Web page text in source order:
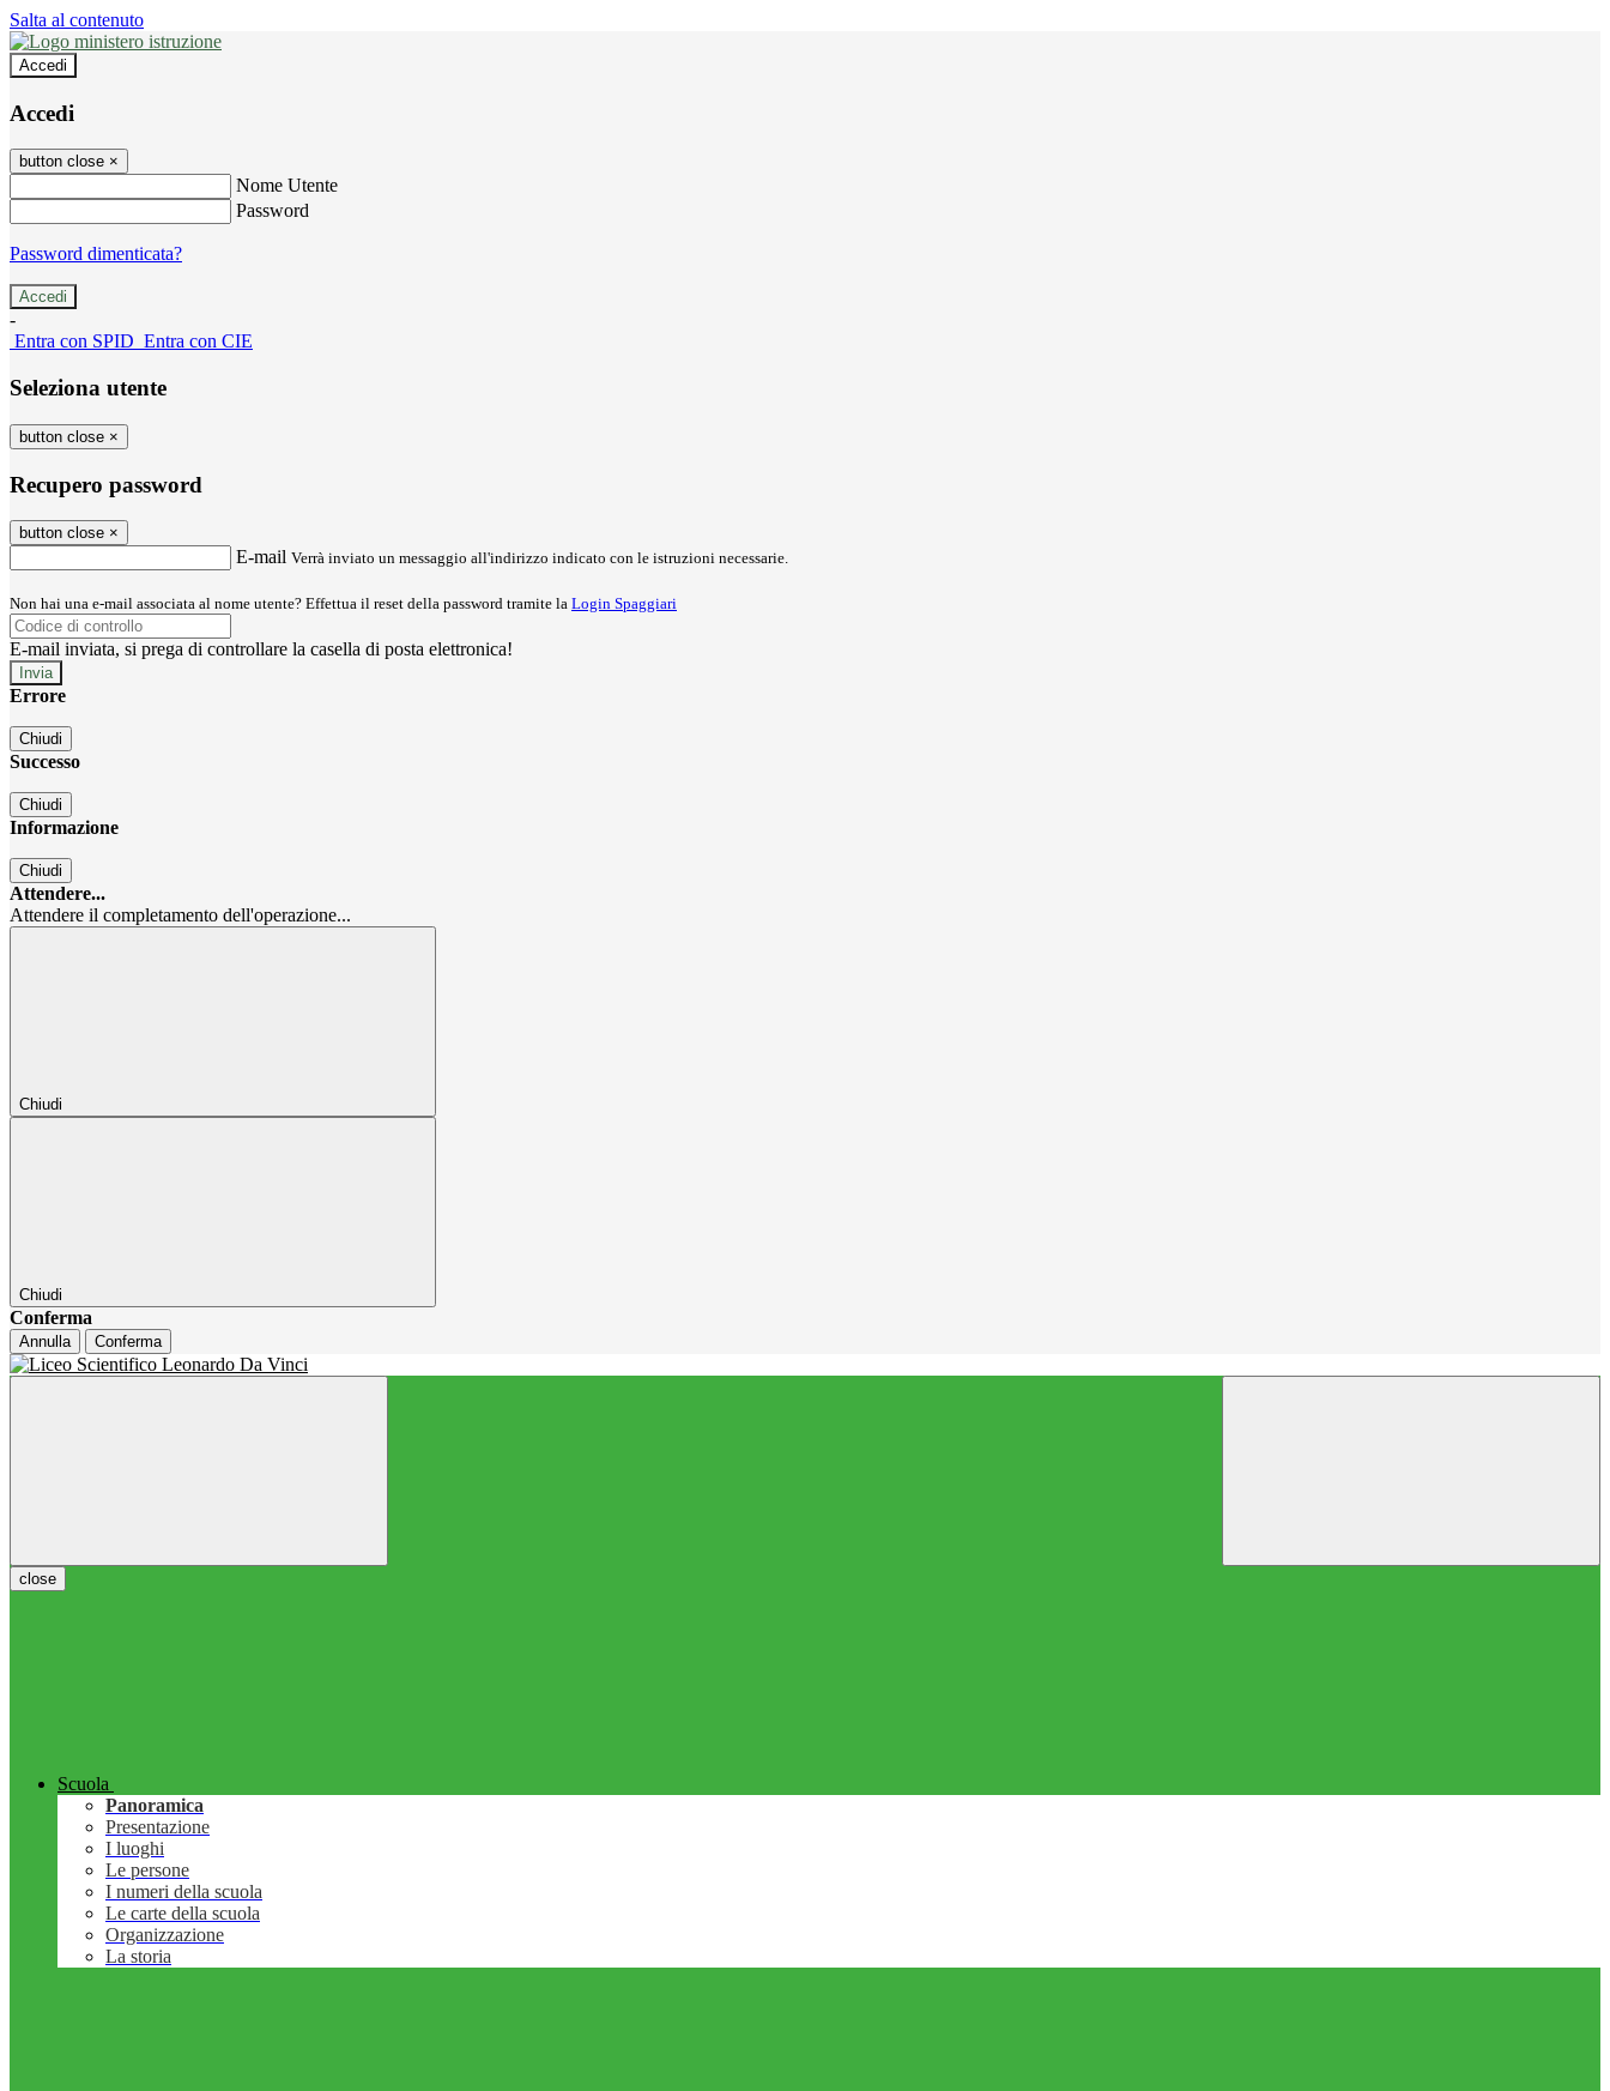
Salta al contenuto
Accedi
Accedi
button close ×
Nome Utente
Password
Password dimenticata?
-
Entra con SPID Entra con CIE
Seleziona utente
button close ×
Recupero password
button close ×
E-mail Verrà inviato un messaggio all'indirizzo indicato con le istruzioni necessarie.
Non hai una e-mail associata al nome utente? Effettua il reset della password tramite la Login Spaggiari
E-mail inviata, si prega di controllare la casella di posta elettronica!
Errore
Chiudi
Successo
Chiudi
Informazione
Chiudi
Attendere...
Attendere il completamento dell'operazione...
Chiudi
Chiudi
Conferma
Annulla Conferma
close
Scuola
Panoramica
Presentazione
I luoghi
Le persone
I numeri della scuola
Le carte della scuola
Organizzazione
La storia